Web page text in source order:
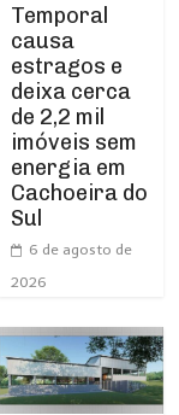
Temporal
causa
estragos e
deixa cerca
de 2,2 mil
imóveis sem
energia em
Cachoeira do
Sul
6 de agosto de
2026